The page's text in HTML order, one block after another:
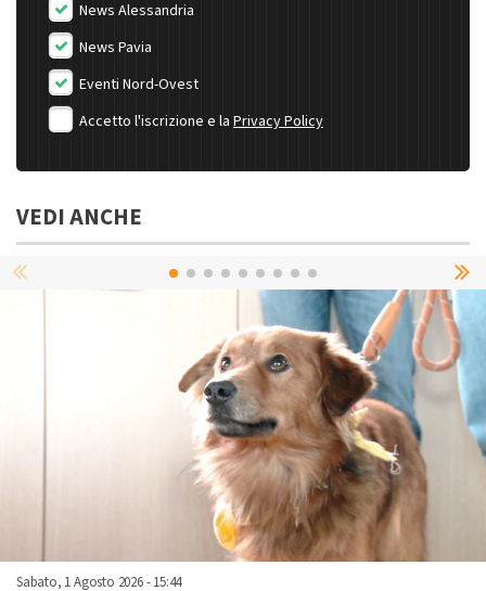
News Alessandria
News Pavia
Eventi Nord-Ovest
Accetto l'iscrizione e la Privacy Policy
VEDI ANCHE
Sabato, 1 Agosto 2026 - 15:44